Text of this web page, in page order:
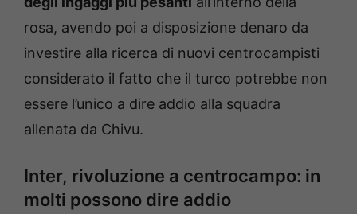
rosa, avendo poi a disposizione denaro da
investire alla ricerca di nuovi centrocampisti
considerato il fatto che il turco potrebbe non
essere l’unico a dire addio alla squadra
allenata da Chivu.
Inter, rivoluzione a centrocampo: in
molti possono dire addio